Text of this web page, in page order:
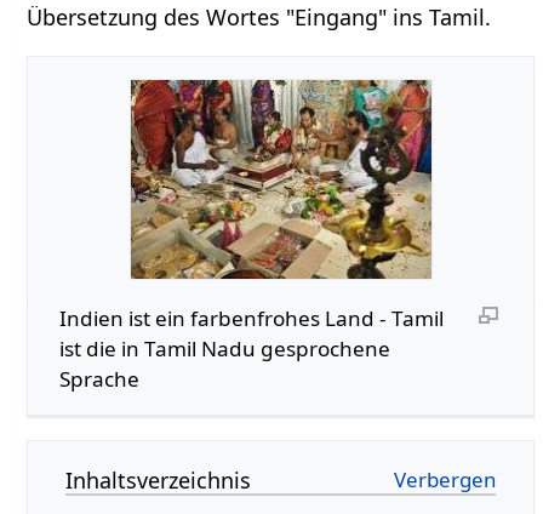
Übersetzung des Wortes "Eingang" ins Tamil.
Indien ist ein farbenfrohes Land - Tamil
ist die in Tamil Nadu gesprochene
Sprache
Inhaltsverzeichnis